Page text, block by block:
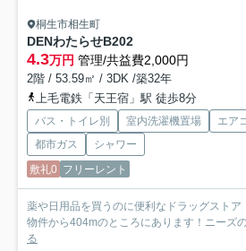
桐生市相生町
DENわたらせB202
4.3万円 管理/共益費2,000円
2階 / 53.59㎡ / 3DK /築32年
上毛電鉄「天王宿」駅 徒歩8分
バス・トイレ別 室内洗濯機置場 エア
都市ガス
シャワー
敷礼0 フリーレント
薬や日用品を買うのに便利なドラッグスト
物件から404mのところにあります！ニーズ
る